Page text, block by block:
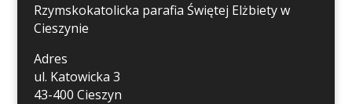
Rzymskokatolicka parafia Świętej Elżbiety w
Cieszynie
Adres
ul. Katowicka 3
43-400 Cieszyn